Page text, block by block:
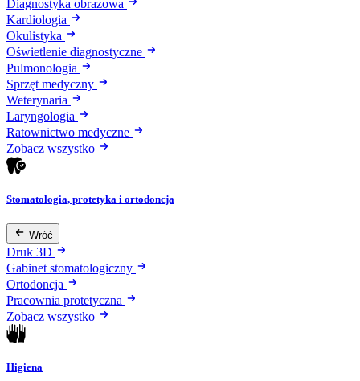
Diagnostyka obrazowa
Kardiologia
Okulistyka
Oświetlenie diagnostyczne
Pulmonologia
Sprzęt medyczny
Weterynaria
Laryngologia
Ratownictwo medyczne
Zobacz wszystko
Stomatologia, protetyka i ortodoncja
Wróć
Druk 3D
Gabinet stomatologiczny
Ortodoncja
Pracownia protetyczna
Zobacz wszystko
Higiena